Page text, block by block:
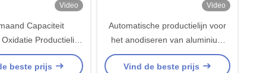
Video
Capaciteit
Productielijn
Monitoring en
en 8-12 µm
beste prijs
Video
Automatische productielijn voor
het anodiseren van aluminium
van 800 T/maand met
aanpasbare grootte 1-6500 mm
Vind de beste prijs